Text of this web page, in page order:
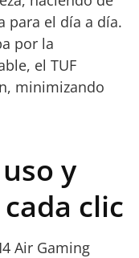
para el día a día.
por la
el TUF
minimizando
y
clic
Air Gaming